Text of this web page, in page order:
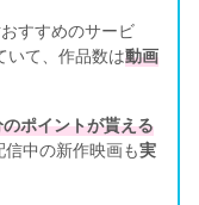
すすめのサービ
いて、作品数は動画
ポイントが貰える
中の新作映画も実